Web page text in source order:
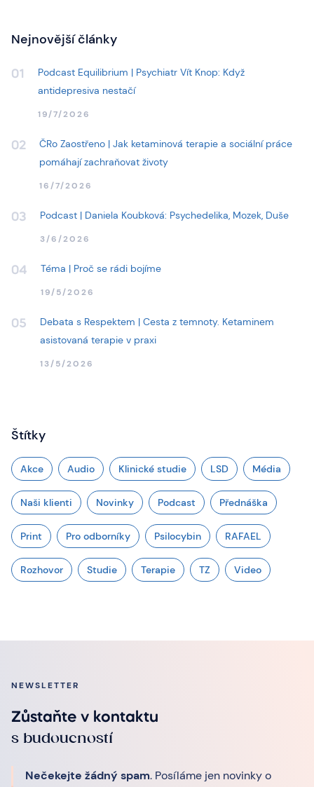
Nejnovější články
01
Podcast Equilibrium | Psychiatr Vít Knop: Když
antidepresiva nestačí
19/7/2026
02
ČRo Zaostřeno | Jak ketaminová terapie a sociální práce
pomáhají zachraňovat životy
16/7/2026
03 Podcast | Daniela Koubková: Psychedelika, Mozek, Duše
3/6/2026
04 Téma | Proč se rádi bojíme
19/5/2026
05
Debata s Respektem | Cesta z temnoty. Ketaminem
asistovaná terapie v praxi
13/5/2026
Štítky
Akce Audio Klinické studie LSD Média
Naši klienti Novinky Podcast Přednáška
Print Pro odborníky Psilocybin RAFAEL
Rozhovor Studie Terapie TZ Video
NEWSLETTER
Zůstaňte v kontaktu
s budoucností
Nečekejte žádný spam. Posíláme jen novinky o